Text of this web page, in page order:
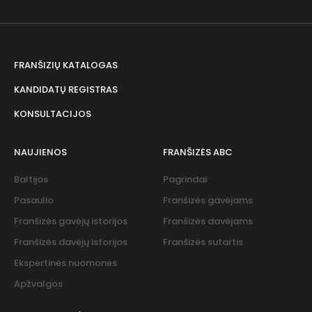
FRANŠIZIŲ KATALOGAS
KANDIDATŲ REGISTRAS
KONSULTACIJOS
NAUJIENOS
Baltijos
Pasaulio
Franšizės gavėjų istorijos
Franšizės davėjų istorijos
Ekspertinės nuomonės
Apžvalgos
FRANŠIZĖS ABC
Pagrindai
Franšizės gavėjams
Franšizės davėjams
Franšizės sutartis